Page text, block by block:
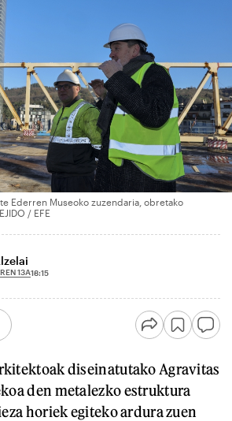
Ederren Museoko zuzendaria, obretako
/ EFE
13A18:15
diseinatutako Agravitas
den metalezko estruktura
horiek egiteko ardura zuen